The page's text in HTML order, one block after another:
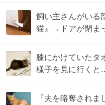
飼い主さんがいる
猫』→ドアが閉ま
膝にかけていたタ
様子を見に行く
『夫を略奪され